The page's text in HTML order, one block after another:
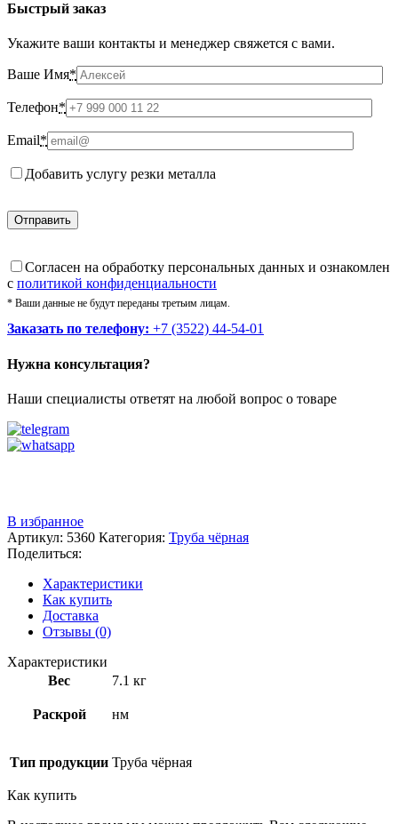
Быстрый заказ
Укажите ваши контакты и менеджер свяжется с вами.
Ваше Имя*
Телефон*
Email*
Добавить услугу резки металла
Cогласен на обработку персональных данных и ознакомлен
с политикой конфиденциальности
* Ваши данные не будут переданы третьим лицам.
Заказать по телефону: +7 (3522) 44-54-01
Нужна консультация?
Наши специалисты ответят на любой вопрос о товаре
В избранное
Артикул: 5360 Категория: Труба чёрная
Поделиться:
Характеристики
Как купить
Доставка
Отзывы (0)
Характеристики
Вес
7.1 кг
Раскрой нм
Тип продукции Труба чёрная
Как купить